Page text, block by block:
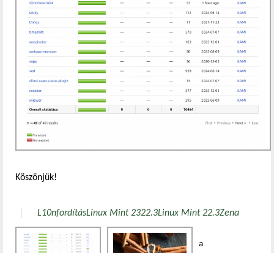
Köszönjük!
L10nfordításLinux Mint 2322.3Linux Mint 22.3Zena
a